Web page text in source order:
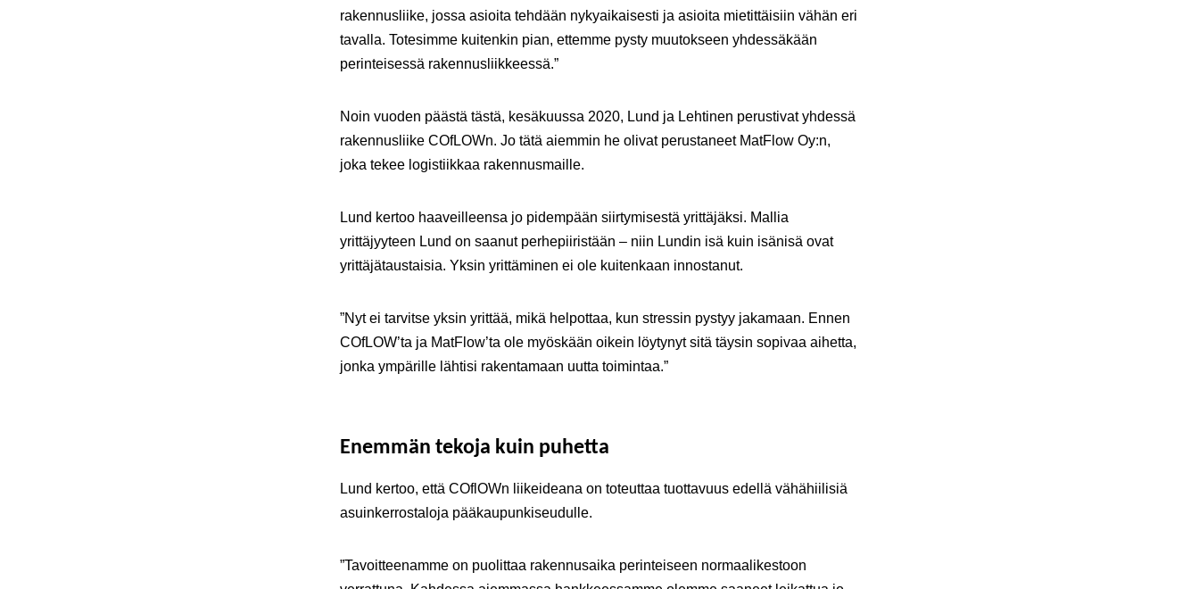
rakennusliike, jossa asioita tehdään nykyaikaisesti ja asioita mietittäisiin vähän eri
tavalla. Totesimme kuitenkin pian, ettemme pysty muutokseen yhdessäkään
perinteisessä rakennusliikkeessä.”
Noin vuoden päästä tästä, kesäkuussa 2020, Lund ja Lehtinen perustivat yhdessä
rakennusliike COfLOWn. Jo tätä aiemmin he olivat perustaneet MatFlow Oy:n,
joka tekee logistiikkaa rakennusmaille.
Lund kertoo haaveilleensa jo pidempään siirtymisestä yrittäjäksi. Mallia
yrittäjyyteen Lund on saanut perhepiiristään – niin Lundin isä kuin isänisä ovat
yrittäjätaustaisia. Yksin yrittäminen ei ole kuitenkaan innostanut.
”Nyt ei tarvitse yksin yrittää, mikä helpottaa, kun stressin pystyy jakamaan. Ennen
COfLOW’ta ja MatFlow’ta ole myöskään oikein löytynyt sitä täysin sopivaa aihetta,
jonka ympärille lähtisi rakentamaan uutta toimintaa.”
Enemmän tekoja kuin puhetta
Lund kertoo, että COflOWn liikeideana on toteuttaa tuottavuus edellä vähähiilisiä
asuinkerrostaloja pääkaupunkiseudulle.
”Tavoitteenamme on puolittaa rakennusaika perinteiseen normaalikestoon